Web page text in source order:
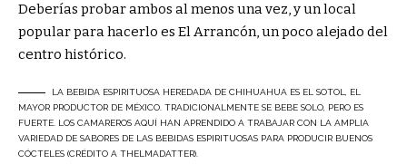
Deberías probar ambos al menos una vez, y un local
popular para hacerlo es El Arrancón, un poco alejado del
centro histórico.
LA BEBIDA ESPIRITUOSA HEREDADA DE CHIHUAHUA ES EL SOTOL, EL
MAYOR PRODUCTOR DE MÉXICO. TRADICIONALMENTE SE BEBE SOLO, PERO ES
FUERTE. LOS CAMAREROS AQUÍ HAN APRENDIDO A TRABAJAR CON LA AMPLIA
VARIEDAD DE SABORES DE LAS BEBIDAS ESPIRITUOSAS PARA PRODUCIR BUENOS
CÓCTELES (CRÉDITO A THELMADATTER).